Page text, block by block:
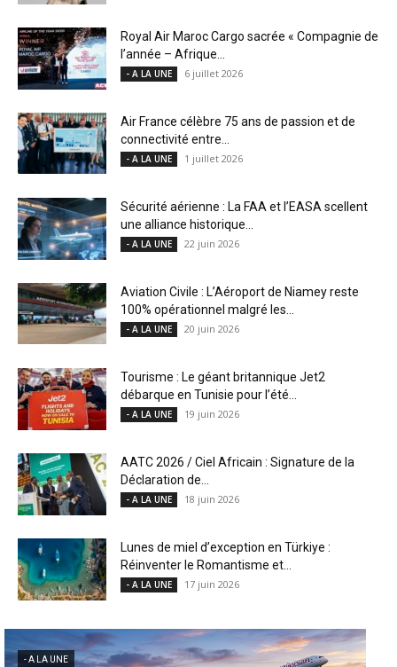
Royal Air Maroc Cargo sacrée « Compagnie de
l’année – Afrique...
- A LA UNE 6 juillet 2026
Air France célèbre 75 ans de passion et de
connectivité entre...
- A LA UNE 1 juillet 2026
Sécurité aérienne : La FAA et l’EASA scellent
une alliance historique...
- A LA UNE 22 juin 2026
Aviation Civile : L’Aéroport de Niamey reste
100% opérationnel malgré les...
- A LA UNE 20 juin 2026
Tourisme : Le géant britannique Jet2
débarque en Tunisie pour l’été...
- A LA UNE 19 juin 2026
AATC 2026 / Ciel Africain : Signature de la
Déclaration de...
- A LA UNE 18 juin 2026
Lunes de miel d’exception en Türkiye :
Réinventer le Romantisme et...
- A LA UNE 17 juin 2026
- A LA UNE